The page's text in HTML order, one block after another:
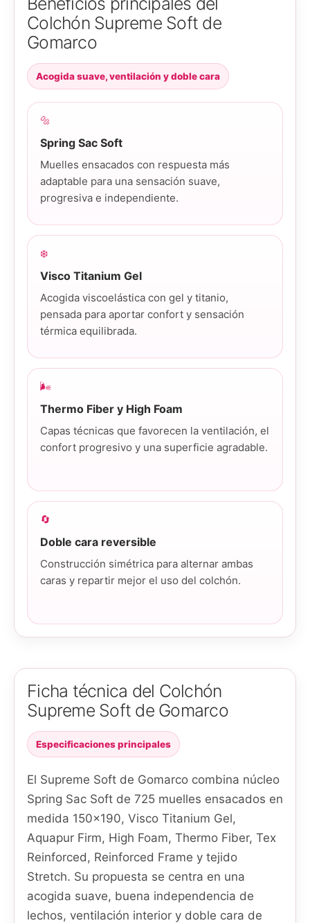
Colchón Supreme Soft de
Gomarco
Acogida suave, ventilación y doble cara
🔩
Spring Sac Soft
Muelles ensacados con respuesta más
adaptable para una sensación suave,
progresiva e independiente.
❄️
Visco Titanium Gel
Acogida viscoelástica con gel y titanio,
pensada para aportar confort y sensación
térmica equilibrada.
🌬️
Thermo Fiber y High Foam
Capas técnicas que favorecen la ventilación, el
confort progresivo y una superficie agradable.
🔄
Doble cara reversible
Construcción simétrica para alternar ambas
caras y repartir mejor el uso del colchón.
Ficha técnica del Colchón
Supreme Soft de Gomarco
Especificaciones principales
El Supreme Soft de Gomarco combina núcleo
Spring Sac Soft de 725 muelles ensacados en
medida 150x190, Visco Titanium Gel,
Aquapur Firm, High Foam, Thermo Fiber, Tex
Reinforced, Reinforced Frame y tejido
Stretch. Su propuesta se centra en una
acogida suave, buena independencia de
lechos, ventilación interior y doble cara de